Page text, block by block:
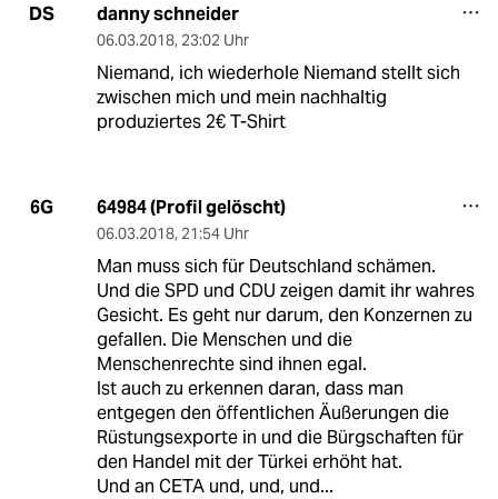
DS danny schneider
06.03.2018, 23:02 Uhr
Niemand, ich wiederhole Niemand stellt sich
zwischen mich und mein nachhaltig
produziertes 2€ T-Shirt
6G 64984 (Profil gelöscht)
06.03.2018, 21:54 Uhr
Man muss sich für Deutschland schämen.
Und die SPD und CDU zeigen damit ihr wahres
Gesicht. Es geht nur darum, den Konzernen zu
gefallen. Die Menschen und die
Menschenrechte sind ihnen egal.
Ist auch zu erkennen daran, dass man
entgegen den öffentlichen Äußerungen die
Rüstungsexporte in und die Bürgschaften für
den Handel mit der Türkei erhöht hat.
Und an CETA und, und, und...